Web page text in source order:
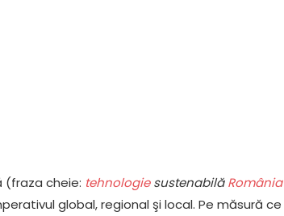
(fraza cheie: tehnologiesustenabilă
global, regional şi local. Pe măsură